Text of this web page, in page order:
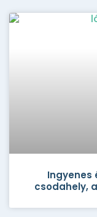
Ingyenes
csodahely,